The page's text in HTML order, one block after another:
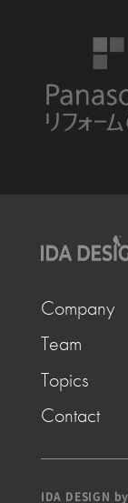
Company
Team
Topics
Contact
IDA DESIGN